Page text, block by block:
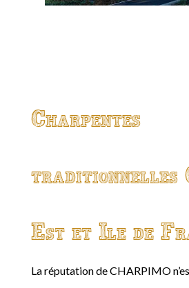
Charpentes
traditionnelles
Est et Ile de
La réputation de CHARPIMO